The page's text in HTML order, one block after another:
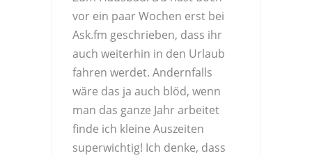
vor ein paar Wochen erst bei
Ask.fm geschrieben, dass ihr
auch weiterhin in den Urlaub
fahren werdet. Andernfalls
wäre das ja auch blöd, wenn
man das ganze Jahr arbeitet
finde ich kleine Auszeiten
superwichtig! Ich denke, dass